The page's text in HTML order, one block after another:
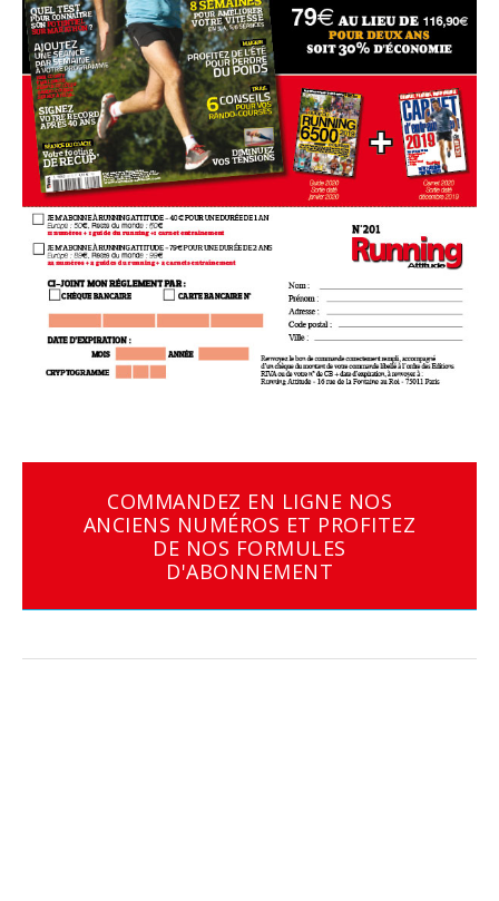
COMMANDEZ EN LIGNE NOS
ANCIENS NUMÉROS ET PROFITEZ
DE NOS FORMULES
D'ABONNEMENT